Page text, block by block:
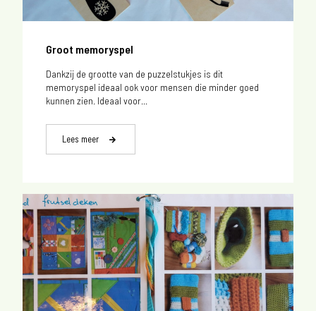
Groot memoryspel
Dankzij de grootte van de puzzelstukjes is dit
memoryspel ideaal ook voor mensen die minder goed
kunnen zien. Ideaal voor...
Lees meer